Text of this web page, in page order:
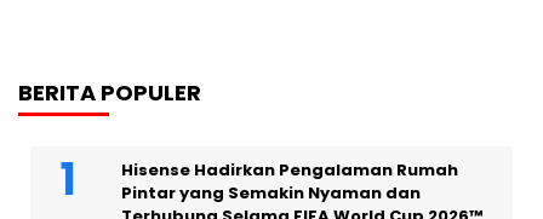
BERITA POPULER
Hisense Hadirkan Pengalaman Rumah
Pintar yang Semakin Nyaman dan